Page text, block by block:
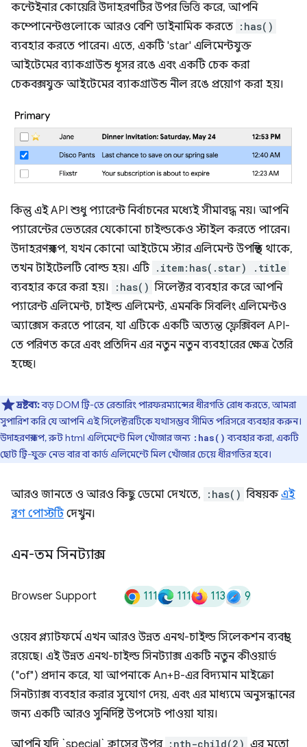
কন্টেইনার কোয়েরি উদাহরণটির উপর ভিত্তি করে, আপনি
কম্পোনেন্টগুলোকে আরও বেশি ডাইনামিক করতে :has()
ব্যবহার করতে পারেন। এতে, একটি 'star' এলিমেন্টযুক্ত
আইটেমের ব্যাকগ্রাউন্ড ধূসর রঙে এবং একটি চেক করা
চেকবক্সযুক্ত আইটেমের ব্যাকগ্রাউন্ড নীল রঙে প্রয়োগ করা হয়।
কিন্তু এই API শুধু প্যারেন্ট নির্বাচনের মধ্যেই সীমাবদ্ধ নয়। আপনি
প্যারেন্টের ভেতরের যেকোনো চাইল্ডকেও স্টাইল করতে পারেন।
উদাহরণস্বরূপ, যখন কোনো আইটেমে স্টার এলিমেন্ট উপস্থিত থাকে,
তখন টাইটেলটি বোল্ড হয়। এটি .item:has(.star) .title
ব্যবহার করে করা হয়। :has() সিলেক্টর ব্যবহার করে আপনি
প্যারেন্ট এলিমেন্ট, চাইল্ড এলিমেন্ট, এমনকি সিবলিং এলিমেন্টও
অ্যাক্সেস করতে পারেন, যা এটিকে একটি অত্যন্ত ফ্লেক্সিবল API-
তে পরিণত করে এবং প্রতিদিন এর নতুন নতুন ব্যবহারের ক্ষেত্র তৈরি
হচ্ছে।
দ্রষ্টব্য:বড় DOM ট্রি-তে রেন্ডারিং পারফরম্যান্সের ধীরগতি রোধ করতে, আমরা
সুপারিশ করি যে আপনি এই সিলেক্টরটিকে যথাসম্ভব সীমিত পরিসরে ব্যবহার করুন।
উদাহরণস্বরূপ, রুট html এলিমেন্টে মিল খোঁজার জন্য :has() ব্যবহার করা, একটি
ছোট ট্রি-যুক্ত নেভ বার বা কার্ড এলিমেন্টে মিল খোঁজার চেয়ে ধীরগতির হবে।
আরও জানতে ও আরও কিছু ডেমো দেখতে, :has() বিষয়কএই
ব্লগ পোস্টটিদেখুন।
এন-তম সিনট্যাক্স
Browser Support 111 111 113 9
ওয়েব প্ল্যাটফর্মে এখন আরও উন্নত এনথ-চাইল্ড সিলেকশন ব্যবস্থা
রয়েছে। এই উন্নত এনথ-চাইল্ড সিনট্যাক্স একটি নতুন কীওয়ার্ড
("of") প্রদান করে, যা আপনাকে An+B-এর বিদ্যমান মাইক্রো
সিনট্যাক্স ব্যবহার করার সুযোগ দেয়, এবং এর মাধ্যমে অনুসন্ধানের
জন্য একটি আরও সুনির্দিষ্ট উপসেট পাওয়া যায়।
:nth-child(2)